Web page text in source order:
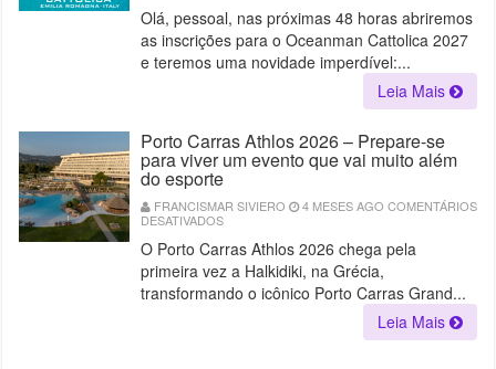
CATTOLICA,
EMILIA
ROMAGNA:
INSCRIÇÕES
ABERTAS
35%
Olá, pessoal, nas próximas 48 horas abriremos
as inscrições para o Oceanman Cattolica 2027
e teremos uma novidade imperdível:...
Leia Mais
Porto Carras Athlos 2026 – Prepare-se
para viver um evento que vai muito além
do esporte
FRANCISMAR SIVIERO 4 MESES AGO COMENTÁRIOS
DESATIVADOS
CARRAS
ATHLOS
2026
–
PREPARE-
O Porto Carras Athlos 2026 chega pela
primeira vez a Halkidiki, na Grécia,
transformando o icônico Porto Carras Grand...
Leia Mais